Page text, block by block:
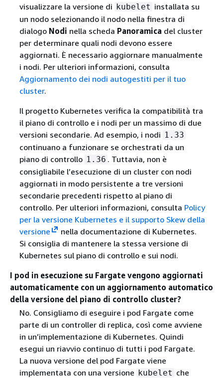
visualizzare la versione di kubelet installata su
un nodo selezionando il nodo nella finestra di
dialogo Nodi nella scheda Panoramica del cluster
per determinare quali nodi devono essere
aggiornati. È necessario aggiornare manualmente
i nodi. Per ulteriori informazioni, consulta
Aggiornamento dei nodi autogestiti per il tuo
cluster.
Il progetto Kubernetes verifica la compatibilità tra
il piano di controllo e i nodi per un massimo di due
versioni secondarie. Ad esempio, i nodi 1.33
continuano a funzionare se orchestrati da un
piano di controllo 1.36 . Tuttavia, non è
consigliabile l’esecuzione di un cluster con nodi
aggiornati in modo persistente a tre versioni
secondarie precedenti rispetto al piano di
controllo. Per ulteriori informazioni, consulta Policy
per la versione Kubernetes e il supporto Skew della
versione
nella documentazione di Kubernetes.
Si consiglia di mantenere la stessa versione di
Kubernetes sul piano di controllo e sui nodi.
I pod in esecuzione su Fargate vengono aggiornati
automaticamente con un aggiornamento automatico
della versione del piano di controllo cluster?
No. Consigliamo di eseguire i pod Fargate come
parte di un controller di replica, così come avviene
in un’implementazione di Kubernetes. Quindi
esegui un riavvio continuo di tutti i pod Fargate.
La nuova versione del pod Fargate viene
implementata con una versione kubelet che